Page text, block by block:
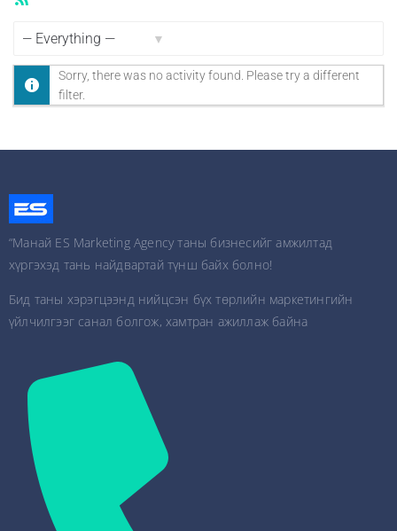
Sorry, there was no activity found. Please try a different
filter.
“Манай ES Marketing Agency таны бизнесийг амжилтад
хүргэхэд тань найдвартай түнш байх болно!
Бид таны хэрэгцээнд нийцсэн бүх төрлийн маркетингийн
үйлчилгээг санал болгож, хамтран ажиллаж байна